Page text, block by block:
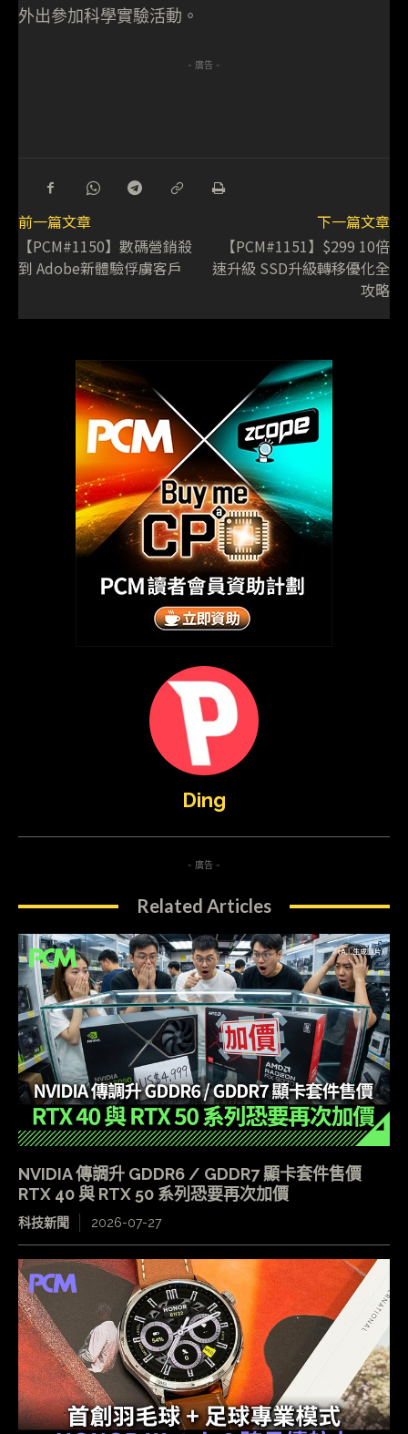
外出參加科學實驗活動。
- 廣告 -
前一篇文章
【PCM#1150】數碼營銷殺
到 Adobe新體驗俘虜客戶
下一篇文章
【PCM#1151】$299 10倍
速升級 SSD升級轉移優化全
攻略
Ding
- 廣告 -
Related Articles
NVIDIA 傳調升 GDDR6 / GDDR7 顯卡套件售價
RTX 40 與 RTX 50 系列恐要再次加價
科技新聞 2026-07-27